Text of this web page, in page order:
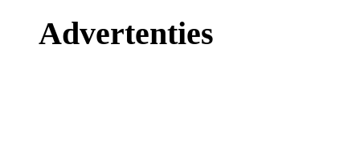
Advertenties